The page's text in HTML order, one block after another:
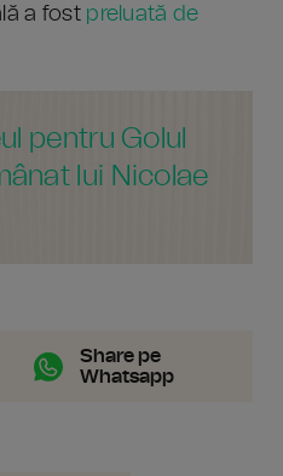
a fost preluată de
pentru Golul
lui Nicolae
Share pe
Whatsapp